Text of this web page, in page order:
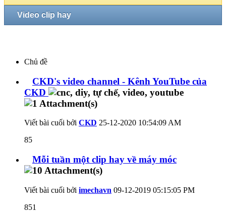
Video clip hay
Chủ đề
CKD's video channel - Kênh YouTube của
CKD
Viết bài cuối bởi CKD 25-12-2020 10:54:09 AM
85
Mỗi tuần một clip hay về máy móc
Viết bài cuối bởi imechavn 09-12-2019 05:15:05 PM
851